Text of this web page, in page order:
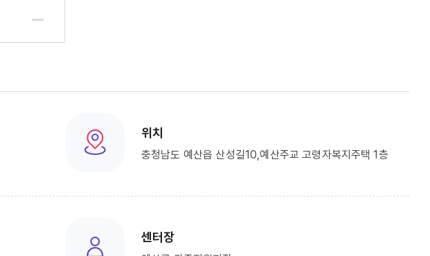
위치
충청남도 예산읍 산성길10,예산주교 고령자복지주택 1층
센터장